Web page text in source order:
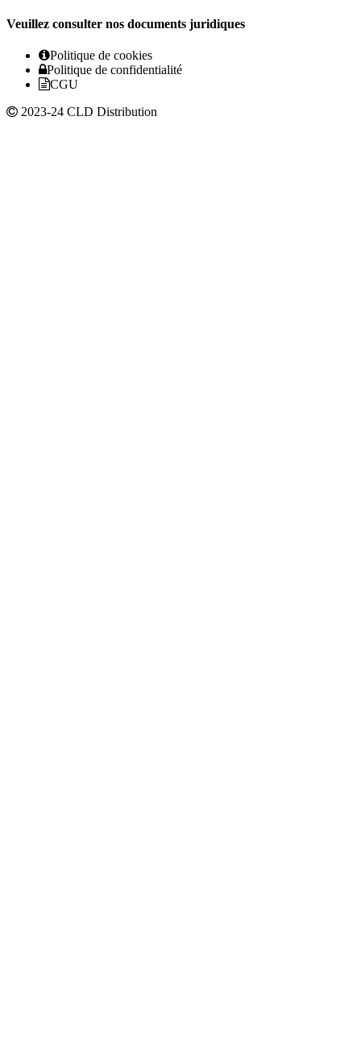
Veuillez consulter nos documents juridiques
Politique de cookies
Politique de confidentialité
CGU
2023-24 CLD Distribution